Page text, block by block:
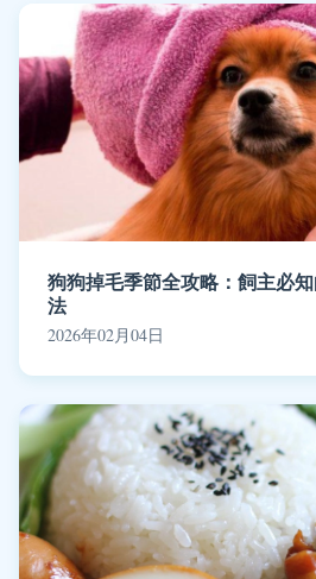
狗狗掉毛季節全攻略：飼主必
法
2026年02月04日